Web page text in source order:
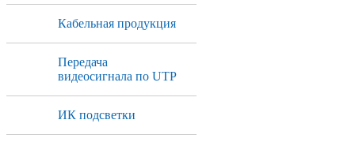
Кабельная продукция
Передача
видеосигнала по UTP
ИК подсветки